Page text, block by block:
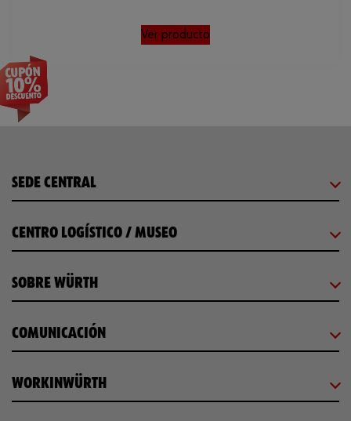
Ver producto
SEDE CENTRAL
CENTRO LOGÍSTICO / MUSEO
SOBRE WÜRTH
COMUNICACIÓN
WORKINWÜRTH